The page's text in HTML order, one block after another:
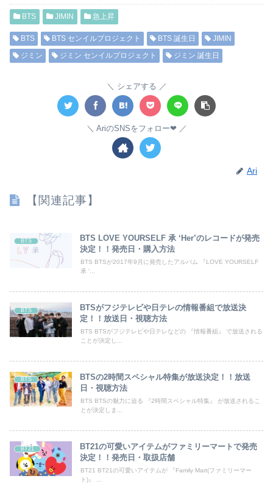
BTS JIMIN 急上昇
BTS BTS センイルプロジェクト BTS 誕生日
JIMIN
ジミン
ジミン センイルプロジェクト ジミン 誕生日
シェアする
AriのSNSをフォロー❤︎
Ari
【関連記事】
BTS
BTS LOVE YOURSELF 承 ‘Her’のレコードが発売
決定！！発売日・購入方法
BTS BTSが2017年9月に発売したアルバム 『LOVE YOURSELF
承 '...
BTS
BTSがフジテレビや日テレの情報番組で放送決
定！！放送日・視聴方法
BTS BTSがフジテレビや日テレなどの 『情報番組』 で放送される
ことが決定し...
BTS
BTSの2時間スペシャル特集が放送決定！！放送
日・視聴方法
BTS BTSの魅力に迫る 『2時間スペシャル特集』 が放送されるこ
とが決定しま...
BT21
BT21の可愛いアイテムがファミリーマートで発売
決定！！発売日・取扱店舗
BT21 BT21の可愛いアイテムが 『Family Mart(ファミリーマー
ト)』 ...